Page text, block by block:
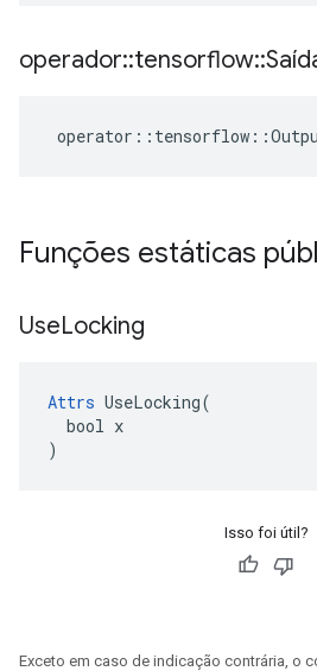
operador::tensorflow::
operator :: tensorflow ::
Funções estáticas
UseLocking
Attrs UseLocking(
  bool x
)
Isso foi útil?
Exceto em caso de indicação contrária, o